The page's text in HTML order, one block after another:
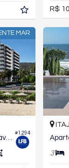
R$
MAR
#1.294
Apartamento no Edifício Brava Beach - Reserva Recife
3